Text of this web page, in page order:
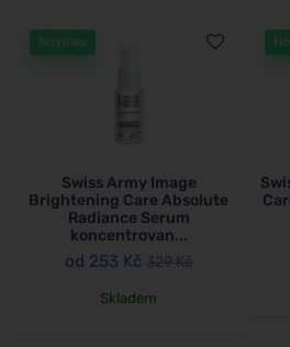
Novinka
Swiss Army Image
Brightening Care Absolute
Radiance Serum
koncentrovan...
od 253 Kč 329 Kč
Skladem